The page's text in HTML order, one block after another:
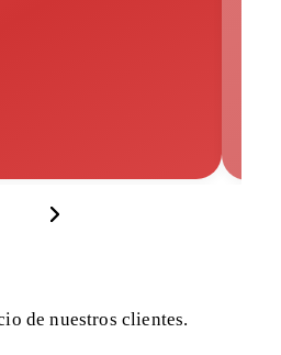
de nuestros clientes.